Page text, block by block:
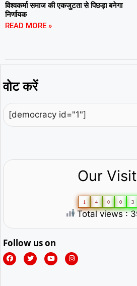
विश्वकर्मा समाज की एकजुटता से पिछड़ा बनेगा
निर्णायक
READ MORE »
वोट करें
[democracy id="1"]
Our
1 4 0 0 3
Total views :
Follow us on